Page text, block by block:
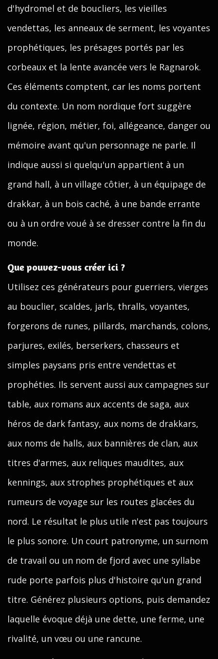
d'hydromel et de boucliers, les vieilles
vendettas, les anneaux de serment, les voyantes
prophétiques, les présages portés par les
corbeaux et la lente avancée vers le Ragnarok.
Ces éléments comptent, car les noms portent
du contexte. Un nom nordique fort suggère
lignée, région, métier, foi, allégeance, danger ou
mémoire avant qu'un personnage ne parle. Il
indique aussi si quelqu'un appartient à un
grand hall, à un village côtier, à un équipage de
drakkar, à un bois caché, à une bande errante
ou à un ordre voué à se dresser contre la fin du
monde.
Que pouvez-vous créer ici ?
Utilisez ces générateurs pour guerriers, vierges
au bouclier, scaldes, jarls, thralls, voyantes,
forgerons de runes, pillards, marchands, colons,
parjures, exilés, berserkers, chasseurs et
simples paysans pris entre vendettas et
prophéties. Ils servent aussi aux campagnes sur
table, aux romans aux accents de saga, aux
héros de dark fantasy, aux noms de drakkars,
aux noms de halls, aux bannières de clan, aux
titres d'armes, aux reliques maudites, aux
kennings, aux strophes prophétiques et aux
rumeurs de voyage sur les routes glacées du
nord. Le résultat le plus utile n'est pas toujours
le plus sonore. Un court patronyme, un surnom
de travail ou un nom de fjord avec une syllabe
rude porte parfois plus d'histoire qu'un grand
titre. Générez plusieurs options, puis demandez
laquelle évoque déjà une dette, une ferme, une
rivalité, un vœu ou une rancune.